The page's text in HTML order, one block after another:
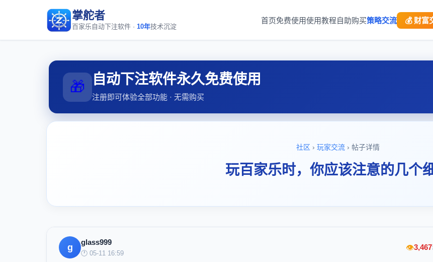
掌舵者
百家乐自动下注软件 · 10年技术沉淀
首页免费使用使用教程自助购买策略交流 💰 财富
🎁 自动下注软件永久免费使用
注册即可体验全部功能 · 无需购买
社区 › 玩家交流 › 帖子详情
玩百家乐时，你应该注意的几个
g
glass999
🕐 05-11 16:59
👁3,467